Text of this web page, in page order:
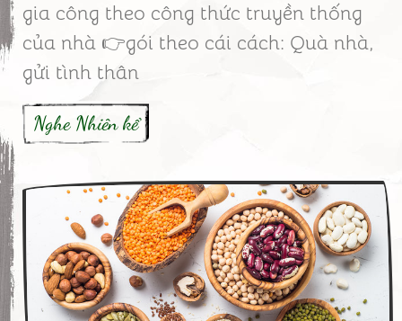
gia công theo công thức truyền thống
của nhà 👉gói theo cái cách: Quà nhà,
gửi tình thân
Nghe Nhiên kể